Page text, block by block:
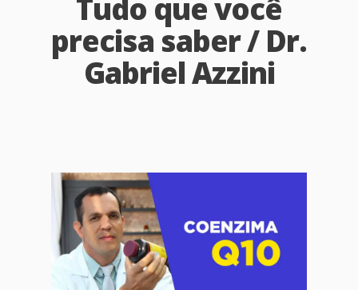
Tudo que você
precisa saber / Dr.
Gabriel Azzini